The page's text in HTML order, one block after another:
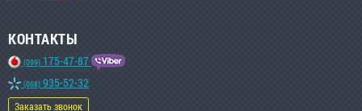
КОНТАКТЫ
(099) 175-47-87
(068) 935-52-32
Заказать звонок